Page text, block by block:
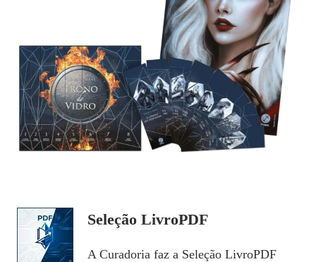
Seleção LivroPDF
A Curadoria faz a Seleção LivroPDF